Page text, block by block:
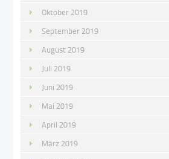
Oktober 2019
September 2019
August 2019
Juli 2019
Juni 2019
Mai 2019
April 2019
März 2019